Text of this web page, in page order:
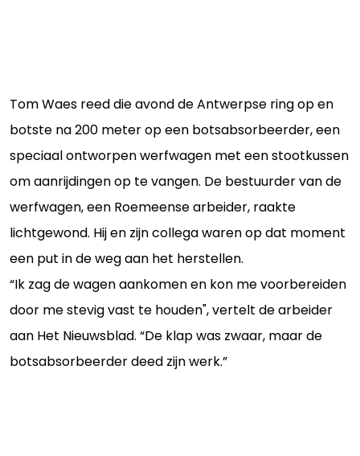
Tom Waes reed die avond de Antwerpse ring op en
botste na 200 meter op een botsabsorbeerder, een
speciaal ontworpen werfwagen met een stootkussen
om aanrijdingen op te vangen. De bestuurder van de
werfwagen, een Roemeense arbeider, raakte
lichtgewond. Hij en zijn collega waren op dat moment
een put in de weg aan het herstellen.
“Ik zag de wagen aankomen en kon me voorbereiden
door me stevig vast te houden", vertelt de arbeider
aan Het Nieuwsblad. “De klap was zwaar, maar de
botsabsorbeerder deed zijn werk.”